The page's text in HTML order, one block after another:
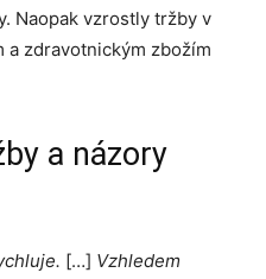
Naopak vzrostly tržby v
a zdravotnickým zbožím
a názory
[…] Vzhledem